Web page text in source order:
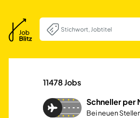
11478Jobs
Schneller per
Bei neuen